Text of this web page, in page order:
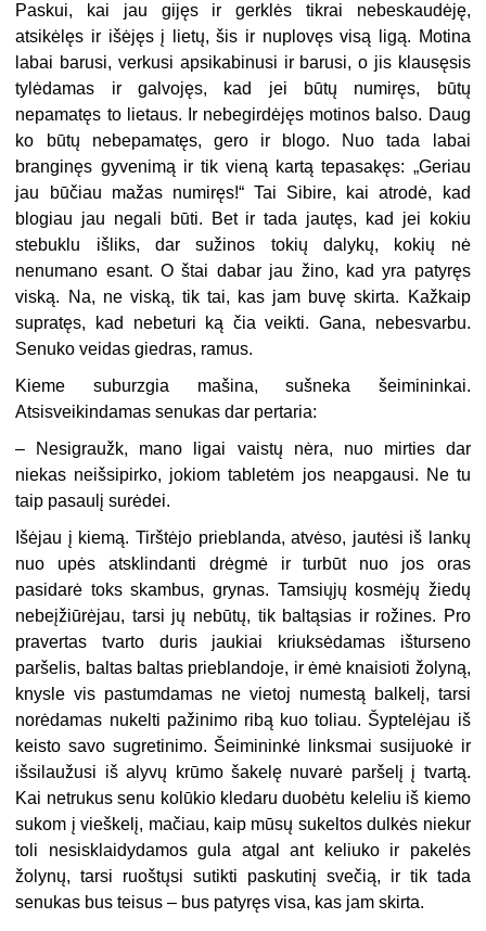
Paskui, kai jau gijęs ir gerklės tikrai nebeskaudėję,
atsikėlęs ir išėjęs į lietų, šis ir nuplovęs visą ligą. Motina
labai barusi, verkusi apsikabinusi ir barusi, o jis klausęsis
tylėdamas ir galvojęs, kad jei būtų numiręs, būtų
nepamatęs to lietaus. Ir nebegirdėjęs motinos balso. Daug
ko būtų nebepamatęs, gero ir blogo. Nuo tada labai
branginęs gyvenimą ir tik vieną kartą tepasakęs: „Geriau
jau būčiau mažas numiręs!“ Tai Sibire, kai atrodė, kad
blogiau jau negali būti. Bet ir tada jautęs, kad jei kokiu
stebuklu išliks, dar sužinos tokių dalykų, kokių nė
nenumano esant. O štai dabar jau žino, kad yra patyręs
viską. Na, ne viską, tik tai, kas jam buvę skirta. Kažkaip
supratęs, kad nebeturi ką čia veikti. Gana, nebesvarbu.
Senuko veidas giedras, ramus.
Kieme suburzgia mašina, sušneka šeimininkai.
Atsisveikindamas senukas dar pertaria:
– Nesigraužk, mano ligai vaistų nėra, nuo mirties dar
niekas neišsipirko, jokiom tabletėm jos neapgausi. Ne tu
taip pasaulį surėdei.
Išėjau į kiemą. Tirštėjo prieblanda, atvėso, jautėsi iš lankų
nuo upės atsklindanti drėgmė ir turbūt nuo jos oras
pasidarė toks skambus, grynas. Tamsiųjų kosmėjų žiedų
nebeįžiūrėjau, tarsi jų nebūtų, tik baltąsias ir rožines. Pro
pravertas tvarto duris jaukiai kriuksėdamas išturseno
paršelis, baltas baltas prieblandoje, ir ėmė knaisioti žolyną,
knysle vis pastumdamas ne vietoj numestą balkelį, tarsi
norėdamas nukelti pažinimo ribą kuo toliau. Šyptelėjau iš
keisto savo sugretinimo. Šeimininkė linksmai susijuokė ir
išsilaužusi iš alyvų krūmo šakelę nuvarė paršelį į tvartą.
Kai netrukus senu kolūkio kledaru duobėtu keleliu iš kiemo
sukom į vieškelį, mačiau, kaip mūsų sukeltos dulkės niekur
toli nesisklaidydamos gula atgal ant keliuko ir pakelės
žolynų, tarsi ruoštųsi sutikti paskutinį svečią, ir tik tada
senukas bus teisus – bus patyręs visa, kas jam skirta.